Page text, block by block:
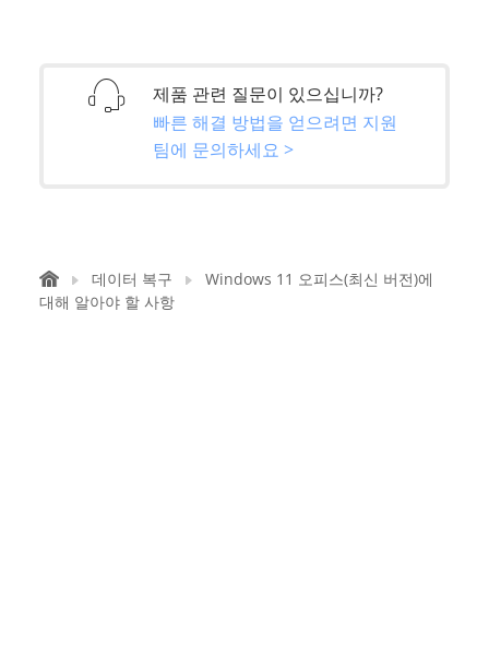
제품 관련 질문이 있으십니까?
빠른 해결 방법을 얻으려면 지원
팀에 문의하세요 >
데이터 복구
Windows 11 오피스(최신 버전)에
대해 알아야 할 사항